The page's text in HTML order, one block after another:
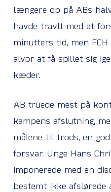
længere op på ABs
havde travlt med at
minutters tid, men
alvor at få spillet sig
kæder.
AB truede mest på
kampens afslutning,
målene til trods, en
forsvar. Unge Hans
imponerede med en
bestemt ikke afslørede